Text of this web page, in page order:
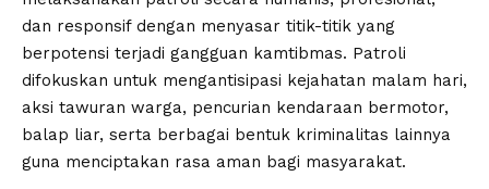
dan responsif dengan menyasar titik-titik yang
berpotensi terjadi gangguan kamtibmas. Patroli
difokuskan untuk mengantisipasi kejahatan malam hari,
aksi tawuran warga, pencurian kendaraan bermotor,
balap liar, serta berbagai bentuk kriminalitas lainnya
guna menciptakan rasa aman bagi masyarakat.